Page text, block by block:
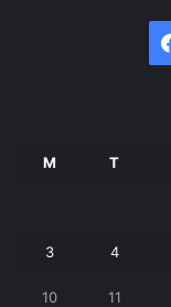
M T
3 4
10 11